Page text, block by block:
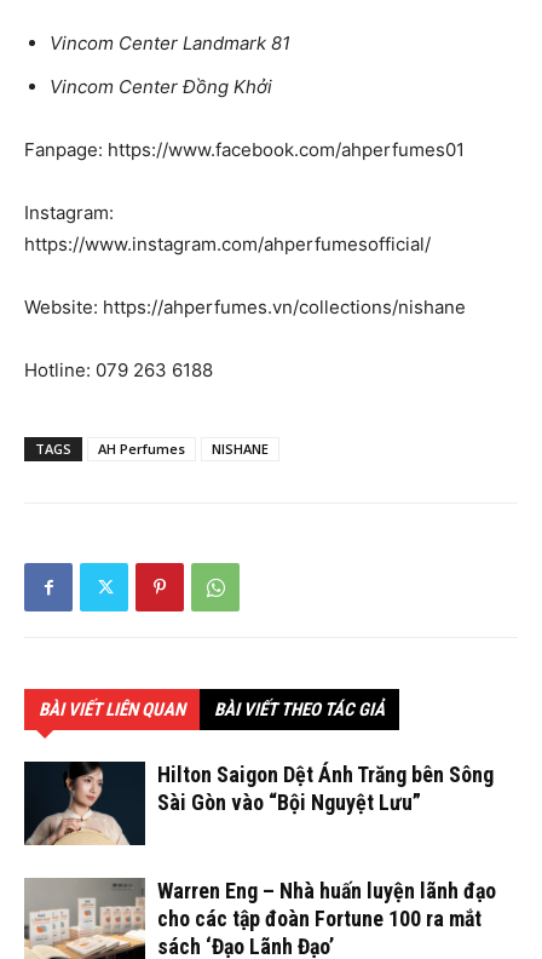
Vincom Center Landmark 81
Vincom Center Đồng Khởi
Fanpage: https://www.facebook.com/ahperfumes01
Instagram:
https://www.instagram.com/ahperfumesofficial/
Website: https://ahperfumes.vn/collections/nishane
Hotline: 079 263 6188
TAGS AH Perfumes NISHANE
BÀI VIẾT LIÊN QUAN BÀI VIẾT THEO TÁC GIẢ
Hilton Saigon Dệt Ánh Trăng bên Sông
Sài Gòn vào “Bội Nguyệt Lưu”
Warren Eng – Nhà huấn luyện lãnh đạo
cho các tập đoàn Fortune 100 ra mắt
sách ‘Đạo Lãnh Đạo’